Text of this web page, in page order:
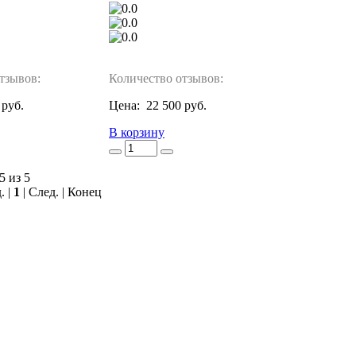
Количество отзывов:
Цена: 22 500 руб.
В корзину
из 5
| 1 | След. | Конец